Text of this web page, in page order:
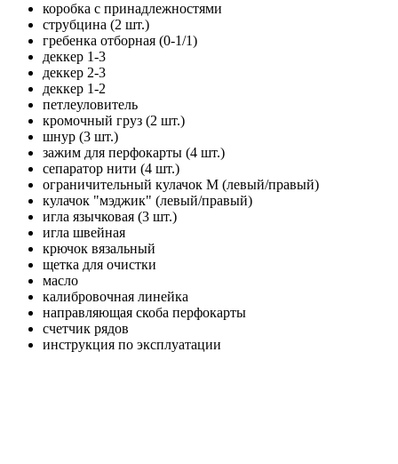
коробка с принадлежностями
струбцина (2 шт.)
гребенка отборная (0-1/1)
деккер 1-3
деккер 2-3
деккер 1-2
петлеуловитель
кромочный груз (2 шт.)
шнур (3 шт.)
зажим для перфокарты (4 шт.)
сепаратор нити (4 шт.)
ограничительный кулачок М (левый/правый)
кулачок "мэджик" (левый/правый)
игла язычковая (3 шт.)
игла швейная
крючок вязальный
щетка для очистки
масло
калибровочная линейка
направляющая скоба перфокарты
счетчик рядов
инструкция по эксплуатации